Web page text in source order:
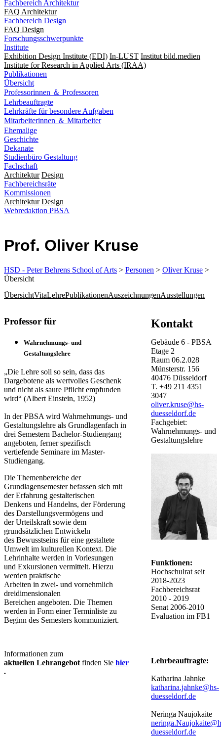
Fachbereich Architektur
FAQ Architektur
Fachbereich Design
FAQ Design
Forschungsschwerpunkte
Institute
Exhibition Design Institute (EDI) In-LUST Institut bild.medien
Institute for Research in Applied Arts (IRAA)
Publikationen
Übersicht
Professorinnen ＆ Professoren
Lehrbeauftragte
Lehrkräfte für besondere Aufgaben
Mitarbeiterinnen ＆ Mitarbeiter
Ehemalige
Geschichte
Dekanate
Studienbüro Gestaltung
Fachschaft
Architektur Design
Fachbereichsräte
Kommissionen
Architektur Design
Webredaktion PBSA
Prof. Oliver Kruse
HSD - Peter Behrens School of Arts > Personen > Oliver Kruse >
Übersicht
ÜbersichtVitaLehrePublikationenAuszeichnungenAusstellungen
​​​​​​​Professor für
​Wahrnehmungs- und
Gestaltungslehre​
„Die Lehre soll so sein, dass das
Dargebotene als wertvolles Geschenk
und nicht als saure Pflicht empfunden
wird“ (Albert Einstein, 1952)
In der PBSA wird Wahrnehmungs- und
Gestaltungslehre als Grundlagenfach in
drei Semestern Bachelor-Studiengang
angeboten, ferner spezifisch
vertiefende Seminare im Master-
Studiengang.
Die Themenbereiche der
Grundlagensemester befassen sich mit
der Erfahrung gestalterischen
Denkens und Handelns, der Förderung
des Darstellungsvermögens und
der Urteilskraft sowie dem
grundsätzlichen Entwickeln
des Bewusstseins für eine gestaltete
Umwelt im kulturellen Kontext. Die
Lehrinhalte werden in Vorlesungen
und Exkursionen vermittelt. Hierzu
werden praktische
Arbeiten in zwei- und vornehmlich
dreidimensionalen
Bereichen angeboten. Die Themen
werden in Form einer Terminliste zu
Beginn des Semesters kommuniziert.
​Informationen zum
aktuellen Lehrangebot finden Sie hier
.
Kontakt
Gebäude6 - PBSA
Etage 2
Raum06.2.028
Münsterstr. 156
40476Düsseldorf
T.+49 211 4351
3047
oliver.kruse@hs-
duesseldorf.de
Fachgebiet:
Wahrnehmungs- und
Gestaltungslehre
Funktionen:
Hochschulrat seit
2018-2023
Fachbereichsrat
2010 - 2019
​Senat 2006-2010
Evaluation im FB1
Lehrbeauftragte:
Katharina Jahnke
katharina.jahnke@hs-
duesseldorf.de
Neringa Naujokaite
duesseldorf.de